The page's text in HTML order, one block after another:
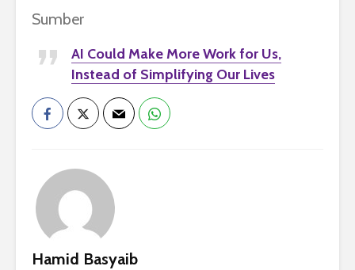
Sumber
AI Could Make More Work for Us,
Instead of Simplifying Our Lives
Hamid Basyaib